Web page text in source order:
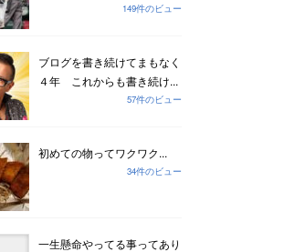
149件のビュー
ブログを書き続けてまもなく
４年 これからも書き続け...
57件のビュー
初めての物ってワクワク...
34件のビュー
一生懸命やってる事ってあり